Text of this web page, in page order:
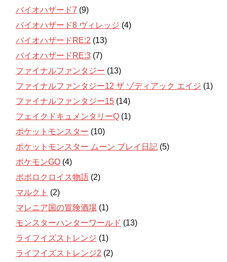
バイオハザード7 (9)
バイオハザード8 ヴィレッジ (4)
バイオハザードRE:2 (13)
バイオハザードRE:3 (7)
ファイナルファンタジー (13)
ファイナルファンタジー12 ザ ゾディアック エイジ (1)
ファイナルファンタジー15 (14)
フェイクドキュメンタリーQ (1)
ポケットモンスター (10)
ポケットモンスター ムーン プレイ日記 (5)
ポケモンGO (4)
ポポロクロイス物語 (2)
マルクト (2)
マレニア国の冒険酒場 (1)
モンスターハンターワールド (13)
ライフイズストレンジ (1)
ライフイズストレンジ2 (2)